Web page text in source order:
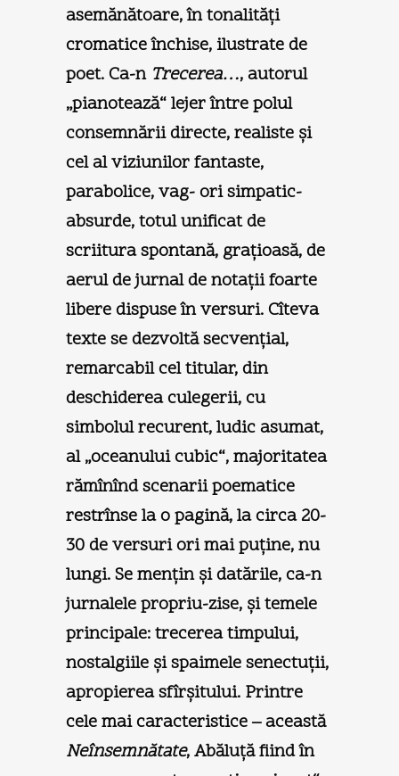
asemănătoare, în tonalităţi
cromatice închise, ilustrate de
poet. Ca-n Trecerea…, autorul
„pianotează“ lejer între polul
consemnării directe, realiste şi
cel al viziunilor fantaste,
parabolice, vag- ori simpatic-
absurde, totul unificat de
scriitura spontană, graţioasă, de
aerul de jurnal de notaţii foarte
libere dispuse în versuri. Cîteva
texte se dezvoltă secvenţial,
remarcabil cel titular, din
deschiderea culegerii, cu
simbolul recurent, ludic asumat,
al „oceanului cubic“, majoritatea
rămînînd scenarii poematice
restrînse la o pagină, la circa 20-
30 de versuri ori mai puţine, nu
lungi. Se menţin şi datările, ca-n
jurnalele propriu-zise, şi temele
principale: trecerea timpului,
nostalgiile şi spaimele senectuţii,
apropierea sfîrşitului. Printre
cele mai caracteristice – această
Neînsemnătate, Abăluţă fiind în